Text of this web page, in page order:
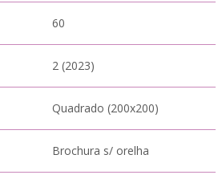
60
2 (2023)
Quadrado (200x200)
Brochura s/ orelha